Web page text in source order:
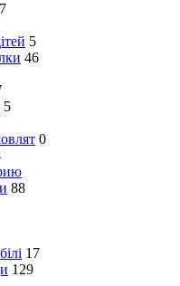
5
46
5
0
88
17
129